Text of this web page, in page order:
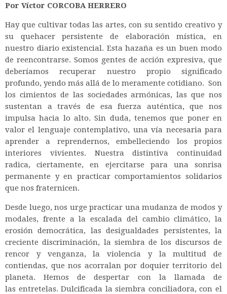
Por Víctor CORCOBA HERRERO
Hay que cultivar todas las artes, con su sentido creativo y
su quehacer persistente de elaboración mística, en
nuestro diario existencial. Esta hazaña es un buen modo
de reencontrarse. Somos gentes de acción expresiva, que
deberíamos recuperar nuestro propio significado
profundo, yendo más allá de lo meramente cotidiano. Son
los cimientos de las sociedades armónicas, las que nos
sustentan a través de esa fuerza auténtica, que nos
impulsa hacia lo alto. Sin duda, tenemos que poner en
valor el lenguaje contemplativo, una vía necesaria para
aprender a reprendernos, embelleciendo los propios
interiores vivientes. Nuestra distintiva continuidad
radica, ciertamente, en ejercitarse para una sonrisa
permanente y en practicar comportamientos solidarios
que nos fraternicen.
Desde luego, nos urge practicar una mudanza de modos y
modales, frente a la escalada del cambio climático, la
erosión democrática, las desigualdades persistentes, la
creciente discriminación, la siembra de los discursos de
rencor y venganza, la violencia y la multitud de
contiendas, que nos acorralan por doquier territorio del
planeta. Hemos de despertar con la llamada de
las entretelas. Dulcificada la siembra conciliadora, con el